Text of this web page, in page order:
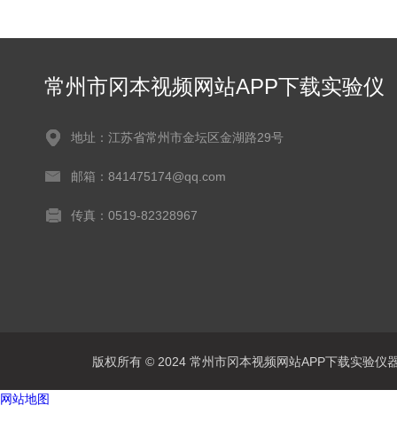
常州市冈本视频网站APP下载实验仪
地址：江苏省常州市金坛区金湖路29号
邮箱：841475174@qq.com
传真：0519-82328967
版权所有 © 2024 常州市冈本视频网站APP下载实验
网站地图